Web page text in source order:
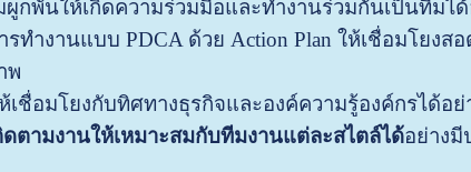
ผูกพันให้เกิดความร่วมมือและทำงานร่วมกันเป็นทีมไ
รทำงานแบบ PDCA ด้วย Action Plan ให้เชื่อมโยงส
พ
เชื่อมโยงกับทิศทางธุรกิจและองค์ความรู้องค์กรได้อ
ตามงานให้เหมาะสมกับทีมงานแต่ละสไตล์ได้อย่างมี